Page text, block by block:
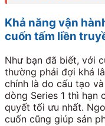
Khả năng vận
cuốn tấm liền
Như bạn đã biết, với
thường phải đợi khá
chính là do cấu tạo
dòng Series 1 thì hạn
quyết tối ưu nhất.
cuốn cũng giúp sản